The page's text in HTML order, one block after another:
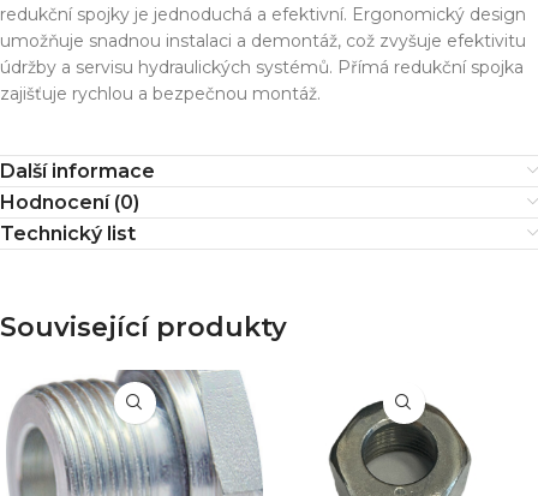
redukční spojky je jednoduchá a efektivní. Ergonomický design
umožňuje snadnou instalaci a demontáž, což zvyšuje efektivitu
údržby a servisu hydraulických systémů. Přímá redukční spojka
zajišťuje rychlou a bezpečnou montáž.
Další informace
Hodnocení (0)
Technický list
Související produkty